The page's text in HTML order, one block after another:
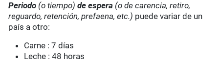
Periodo (o tiempo)de espera (o de carencia, retiro,
reguardo, retención, prefaena, etc.) puede variar de un
país a otro:
Carne : 7 días
Leche : 48 horas